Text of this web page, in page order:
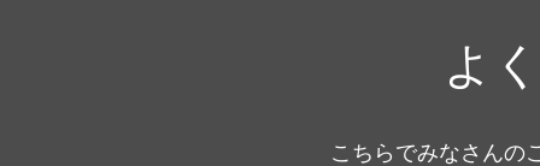
よ
こちらでみなさんの